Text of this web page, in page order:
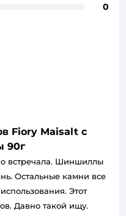
0
Fiory Maisalt с
90г
встречала. Шиншиллы
Остальные камни все
Этот
Давно такой ищу.